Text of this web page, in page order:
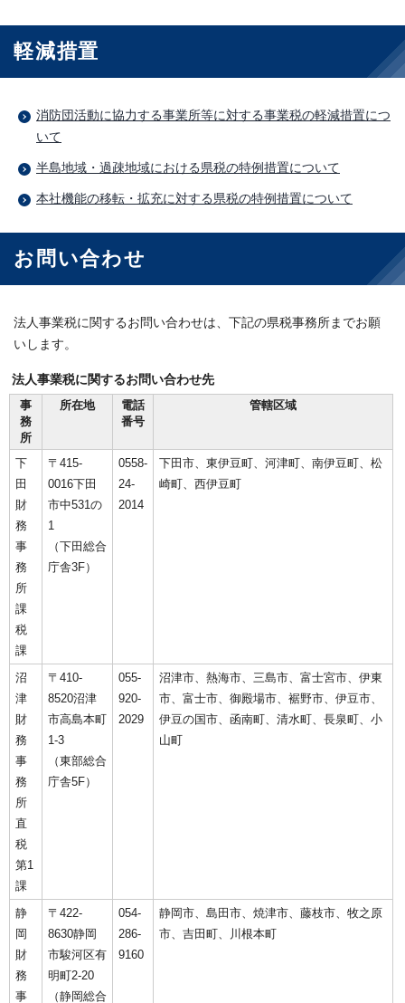
軽減措置
消防団活動に協力する事業所等に対する事業税の軽減措置につ
いて
半島地域・過疎地域における県税の特例措置について
本社機能の移転・拡充に対する県税の特例措置について
お問い合わせ
法人事業税に関するお問い合わせは、下記の県税事務所までお願
いします。
法人事業税に関するお問い合わせ先
事
務
所
所在地
電話
番号
管轄区域
下
田
財
務
事
務
所
課
税
課
〒415-
0016下田
市中531の
1
（下田総合
庁舎3F）
0558-
24-
2014
下田市、東伊豆町、河津町、南伊豆町、松
崎町、西伊豆町
沼
津
財
務
事
務
所
直
税
第1
課
〒410-
8520沼津
市高島本町
1-3
（東部総合
庁舎5F）
055-
920-
2029
沼津市、熱海市、三島市、富士宮市、伊東
市、富士市、御殿場市、裾野市、伊豆市、
伊豆の国市、函南町、清水町、長泉町、小
山町
静
岡
財
務
事
〒422-
8630静岡
市駿河区有
明町2-20
（静岡総合
054-
286-
9160
静岡市、島田市、焼津市、藤枝市、牧之原
市、吉田町、川根本町